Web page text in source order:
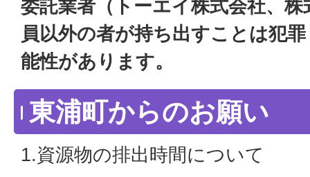
委託業者（トーエイ株式会社、
員以外の者が持ち出すことは犯
能性があります。
東浦町からのお願い
1.資源物の排出時間について